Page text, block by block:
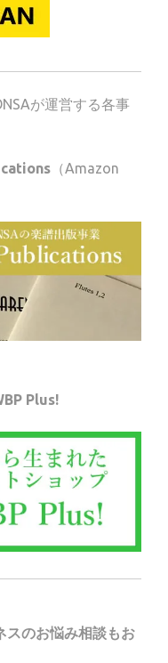
が運営する各事
（Amazon
Plus!
スのお悩み相談もお